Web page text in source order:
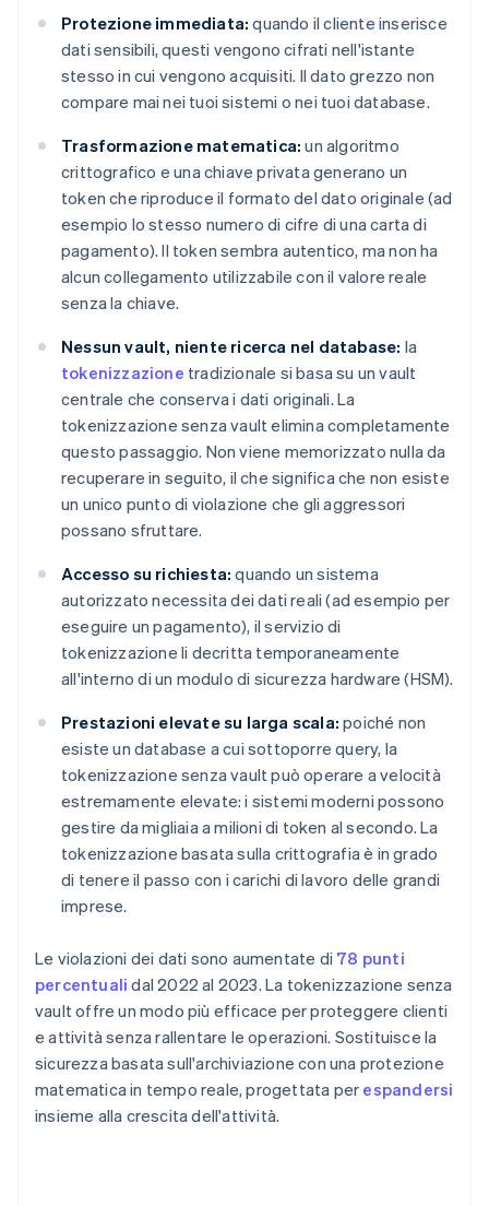
Protezione immediata: quando il cliente inserisce
dati sensibili, questi vengono cifrati nell'istante
stesso in cui vengono acquisiti. Il dato grezzo non
compare mai nei tuoi sistemi o nei tuoi database.
Trasformazione matematica: un algoritmo
crittografico e una chiave privata generano un
token che riproduce il formato del dato originale (ad
esempio lo stesso numero di cifre di una carta di
pagamento). Il token sembra autentico, ma non ha
alcun collegamento utilizzabile con il valore reale
senza la chiave.
Nessun vault, niente ricerca nel database: la
tokenizzazione tradizionale si basa su un vault
centrale che conserva i dati originali. La
tokenizzazione senza vault elimina completamente
questo passaggio. Non viene memorizzato nulla da
recuperare in seguito, il che significa che non esiste
un unico punto di violazione che gli aggressori
possano sfruttare.
Accesso su richiesta: quando un sistema
autorizzato necessita dei dati reali (ad esempio per
eseguire un pagamento), il servizio di
tokenizzazione li decritta temporaneamente
all'interno di un modulo di sicurezza hardware (HSM).
Prestazioni elevate su larga scala: poiché non
esiste un database a cui sottoporre query, la
tokenizzazione senza vault può operare a velocità
estremamente elevate: i sistemi moderni possono
gestire da migliaia a milioni di token al secondo. La
tokenizzazione basata sulla crittografia è in grado
di tenere il passo con i carichi di lavoro delle grandi
imprese.
Le violazioni dei dati sono aumentate di 78 punti
percentuali dal 2022 al 2023. La tokenizzazione senza
vault offre un modo più efficace per proteggere clienti
e attività senza rallentare le operazioni. Sostituisce la
sicurezza basata sull'archiviazione con una protezione
matematica in tempo reale, progettata per espandersi
insieme alla crescita dell'attività.